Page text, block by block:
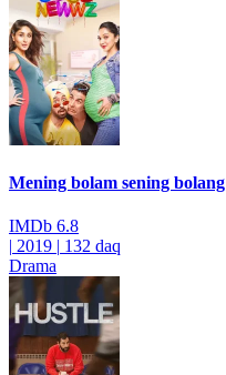
Mening bolam sening
IMDb 6.8
| 2019 | 132 daq
Drama